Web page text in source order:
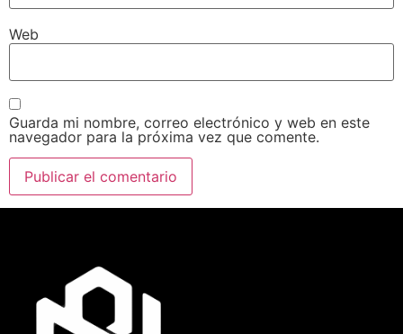
Web
Guarda mi nombre, correo electrónico y web en este
navegador para la próxima vez que comente.